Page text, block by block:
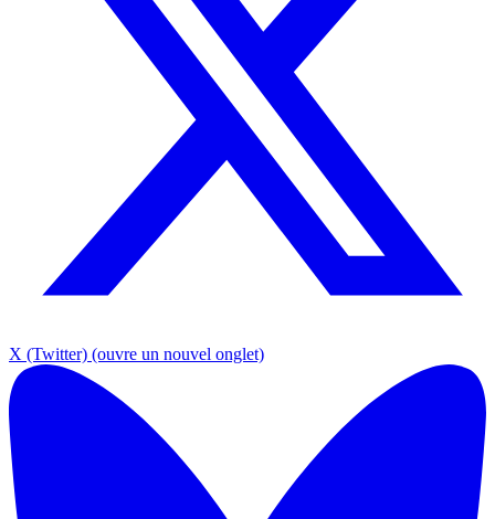
X (Twitter) (ouvre un nouvel onglet)